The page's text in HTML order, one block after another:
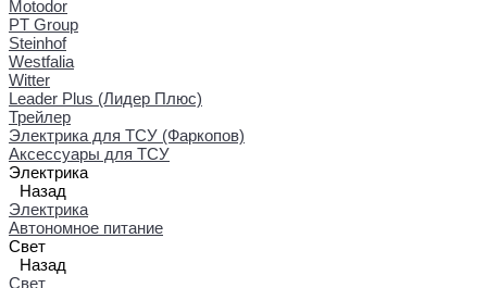
Motodor
PT Group
Steinhof
Westfalia
Witter
Leader Plus (Лидер Плюс)
Трейлер
Электрика для ТСУ (Фаркопов)
Аксессуары для ТСУ
Электрика
Назад
Электрика
Автономное питание
Свет
Назад
Свет